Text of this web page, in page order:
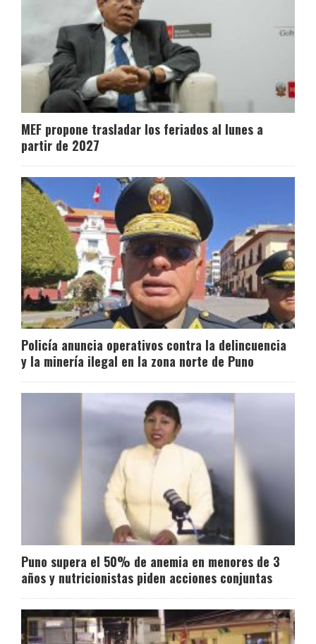
MEF propone trasladar los feriados al lunes a
partir de 2027
Policía anuncia operativos contra la delincuencia
y la minería ilegal en la zona norte de Puno
Puno supera el 50% de anemia en menores de 3
años y nutricionistas piden acciones conjuntas